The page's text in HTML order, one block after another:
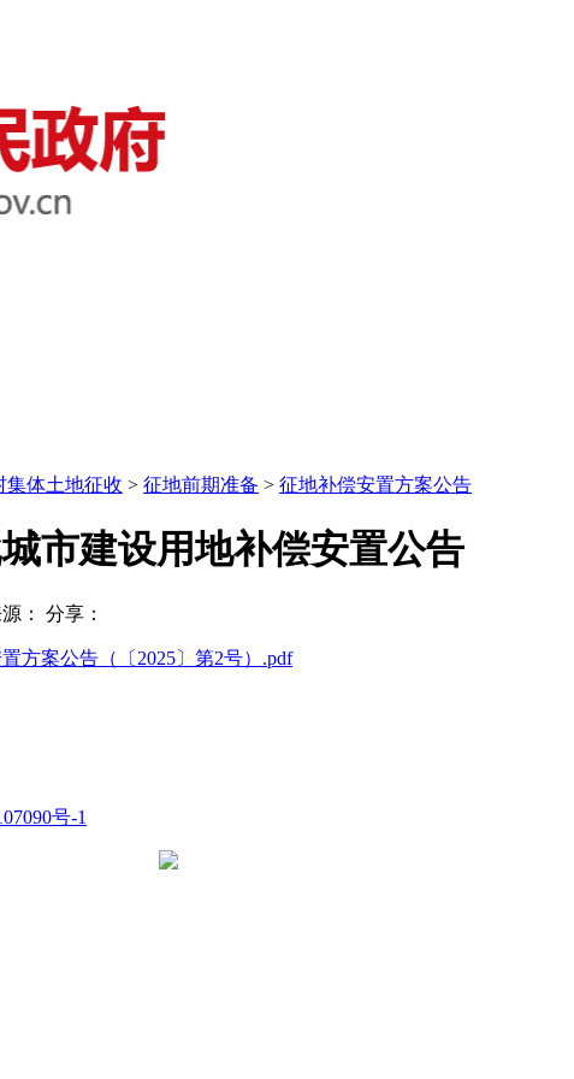
集体土地征收 > 征地前期准备 > 征地补偿安置方案公告
市建设用地补偿安置公告
： 分享：
方案公告（〔2025〕第2号）.pdf
号-1